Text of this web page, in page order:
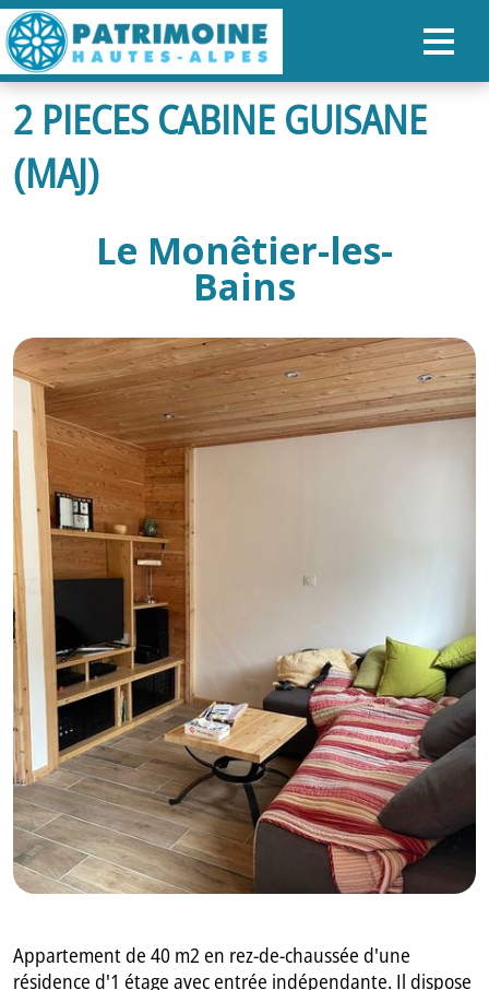
ACCUEIL
CARTE
PATRIMOINE
ORGANISER SON SÉJOUR
RECHERCHER
FR
GB
IT
2 PIECES CABINE GUISANE
(MAJ)
Le Monêtier-les-
Bains
Appartement de 40 m2 en rez-de-chaussée d'une
résidence d'1 étage avec entrée indépendante. Il dispose